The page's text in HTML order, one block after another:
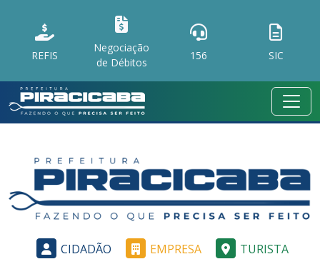
REFIS
Negociação
de Débitos
156 SIC
CIDADÃO EMPRESA TURISTA